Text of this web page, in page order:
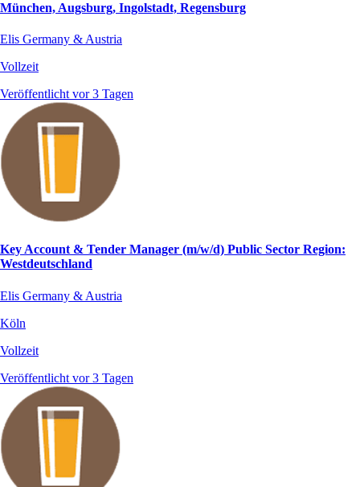
München, Augsburg, Ingolstadt, Regensburg
Elis Germany & Austria
Vollzeit
Veröffentlicht vor 3 Tagen
Key Account & Tender Manager (m/w/d) Public Sector Region:
Westdeutschland
Elis Germany & Austria
Köln
Vollzeit
Veröffentlicht vor 3 Tagen